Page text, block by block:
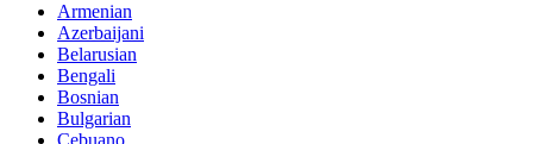
Armenian
Azerbaijani
Belarusian
Bengali
Bosnian
Bulgarian